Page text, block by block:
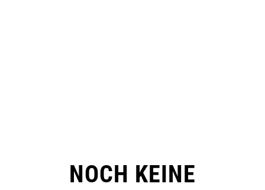
NOCH KEINE